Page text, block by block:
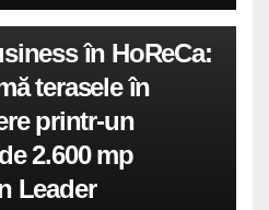
în HoReCa:
terasele în
printr-un
2.600 mp
Leader